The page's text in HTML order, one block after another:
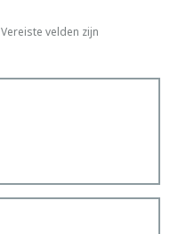
Vereiste velden zijn